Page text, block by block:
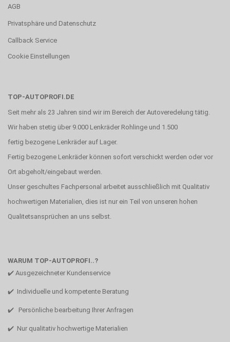
AGB
Privatsphäre und Datenschutz
Callback Service
Cookie Einstellungen
TOP-AUTOPROFI.DE
Seit mehr als 23 Jahren sind wir im Bereich der Autoveredelung tätig.
Wir haben stetig über 9.000 Lenkräder Rohlinge und 1.500
fertig bezogene Lenkräder auf Lager.
Fertig bezogene Lenkräder können sofort verschickt werden oder vor
Ort abgeholt/eingebaut werden.
Unser geschultes Fachpersonal arbeitet ausschließlich mit Qualitativ
hochwertigen Materialien, dies ist nur ein Teil von unseren hohen
Qualitetsansprüchen an uns selbst.
WARUM TOP-AUTOPROFI..?
✔️ Ausgezeichneter Kundenservice
✔️ Individuelle und kompetente Beratung
✔️ Persönliche bearbeitung Ihrer Anfragen
✔️ Nur qualitativ hochwertige Materialien